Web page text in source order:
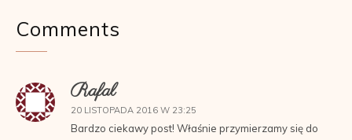
Comments
Rafal
20 LISTOPADA 2016 W 23:25
Bardzo ciekawy post! Właśnie przymierzamy się do